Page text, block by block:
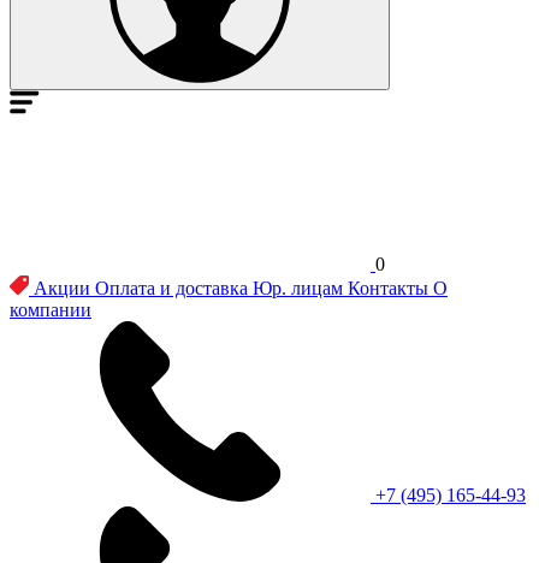
0
Акции Оплата и доставка Юр. лицам Контакты О
компании
+7 (495) 165-44-93